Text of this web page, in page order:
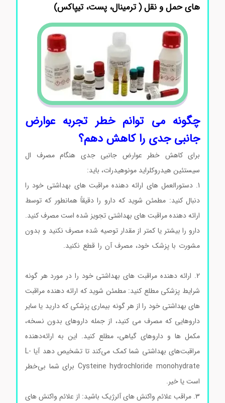
های حمل و نقل ( ترمینال، پست، تیپاکس)
چگونه می توانم خطر تجربه عوارض
جانبی جدی را کاهش دهم؟
برای کاهش خطر عوارض جانبی جدی هنگام مصرف ال
سیستئین هیدروکلراید مونوهیدرات، باید:
1. دستورالعمل های ارائه دهنده مراقبت های بهداشتی خود را
دنبال کنید: مطمئن شوید که دارو را دقیقاً همانطور که توسط
ارائه دهنده مراقبت های بهداشتی تجویز شده است مصرف کنید.
دارو را بیشتر یا کمتر از مقدار توصیه شده مصرف نکنید و بدون
مشورت با پزشک خود، مصرف آن را قطع نکنید.ال سیستئین
2. ارائه دهنده مراقبت های بهداشتی خود را در مورد هر گونه
شرایط پزشکی مطلع کنید: مطمئن شوید که ارائه دهنده مراقبت
های بهداشتی خود را از هر گونه بیماری پزشکی که دارید یا سایر
داروهایی که مصرف می کنید، از جمله داروهای بدون نسخه،
مکمل ها و داروهای گیاهی، مطلع کنید. این به ارائه‌دهنده
مراقبت‌های بهداشتی شما کمک می‌کند تا تشخیص دهد آیا L-
Cysteine hydrochloride monohydrate برای شما بی‌خطر
است یا خیر.
3. مراقب علائم واکنش های آلرژیک باشید: از علائم واکنش های